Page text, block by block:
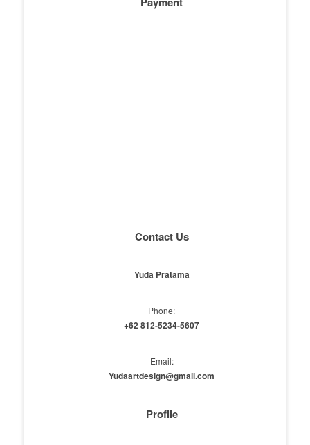
Contact Us
Yuda Pratama
Phone:
+62 812-5234-5607
Email:
Yudaartdesign@gmail.com
Profile